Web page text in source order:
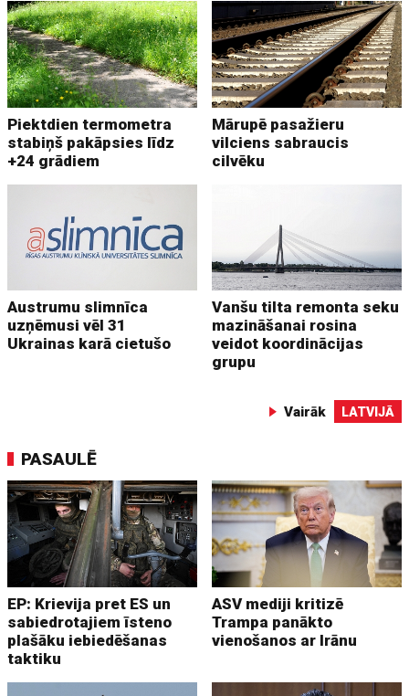
Piektdien termometra
stabiņš pakāpsies līdz
+24 grādiem
Mārupē pasažieru
vilciens sabraucis
cilvēku
Austrumu slimnīca
uzņēmusi vēl 31
Ukrainas karā cietušo
Vanšu tilta remonta seku
mazināšanai rosina
veidot koordinācijas
grupu
Vairāk LATVIJĀ
PASAULĒ
EP: Krievija pret ES un
sabiedrotajiem īsteno
plašāku iebiedēšanas
taktiku
ASV mediji kritizē
Trampa panākto
vienošanos ar Irānu